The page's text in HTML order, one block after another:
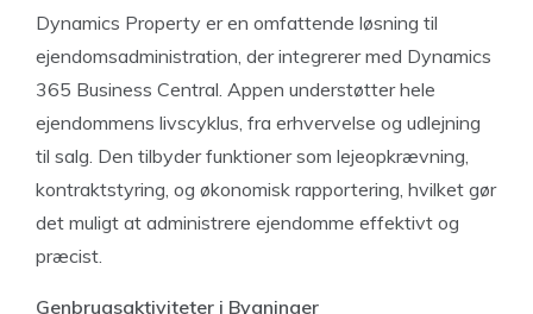
Dynamics Property er en omfattende løsning til
ejendomsadministration, der integrerer med Dynamics
365 Business Central. Appen understøtter hele
ejendommens livscyklus, fra erhvervelse og udlejning
til salg. Den tilbyder funktioner som lejeopkrævning,
kontraktstyring, og økonomisk rapportering, hvilket gør
det muligt at administrere ejendomme effektivt og
præcist.
Genbrugsaktiviteter i Bygninger